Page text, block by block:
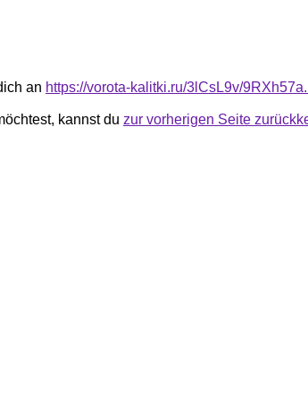
an https://vorota-kalitki.ru/3lCsL9v/
kannst du zur vorherigen Seite